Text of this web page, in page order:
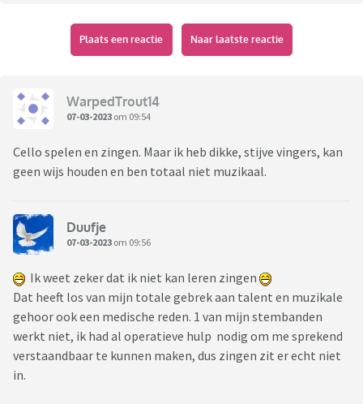
Plaats een reactie Naar laatste reactie
WarpedTrout14
07-03-2023 om 09:54
Cello spelen en zingen. Maar ik heb dikke, stijve vingers, kan
geen wijs houden en ben totaal niet muzikaal.
Duufje
07-03-2023 om 09:56
Ik weet zeker dat ik niet kan leren zingen
Dat heeft los van mijn totale gebrek aan talent en muzikale
gehoor ook een medische reden. 1 van mijn stembanden
werkt niet, ik had al operatieve hulp nodig om me sprekend
verstaandbaar te kunnen maken, dus zingen zit er echt niet
in.